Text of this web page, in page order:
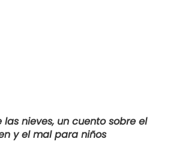
las nieves, un cuento sobre el
y el mal para niños